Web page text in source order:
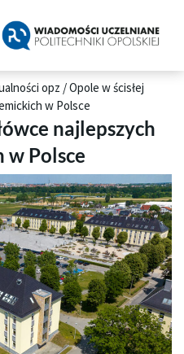
opz /Opole w ścisłej
w Polsce
najlepszych
w Polsce